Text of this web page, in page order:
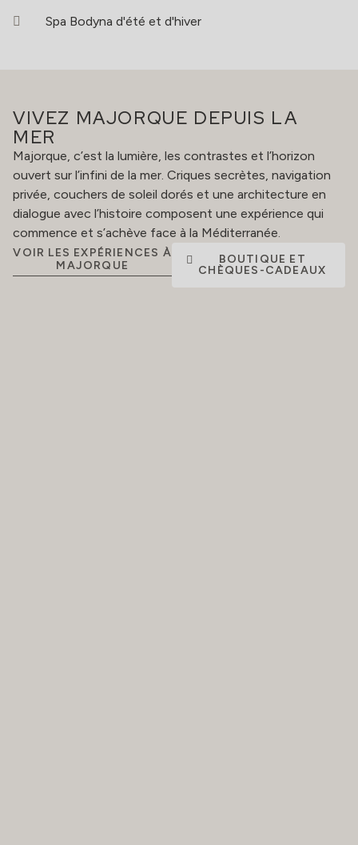
Spa Bodyna d'été et d'hiver
VIVEZ MAJORQUE DEPUIS LA
MER
Majorque, c’est la lumière, les contrastes et l’horizon
ouvert sur l’infini de la mer. Criques secrètes, navigation
privée, couchers de soleil dorés et une architecture en
dialogue avec l’histoire composent une expérience qui
commence et s’achève face à la Méditerranée.
VOIR LES EXPÉRIENCES À
MAJORQUE
BOUTIQUE ET
CHÈQUES-CADEAUX